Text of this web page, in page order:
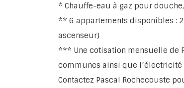
* Chauffe-eau à gaz pour
** 6 appartements disponibles :
ascenseur)
*** Une cotisation mensuelle de
communes ainsi que
Contactez Pascal Rochecouste